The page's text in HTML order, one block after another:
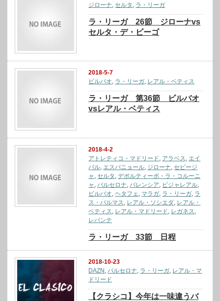
ジローナ, セルタ , ラ・リーガ
ラ・リーガ 26節 ジローナvs
セルタ・デ・ビーゴ
2018-5-7
ビルバオ, ラ・リーガ, レアル・ベティス
ラ・リーガ 第36節 ビルバオ
vsレアル・ベティス
2018-4-2
アトレティコ・マドリード アラベス
エイ
バル エスパニョール ジローナ セビージ
ャ
セルタ ,デポルティーボ・ラ・コルーニ
ャ
バルセロナ バレンシア ビジャレアル
ビルバオ ,ヘタフェ マラガ ラ・リーガ ラ
ス・パルマス
レアル・ソシエダ レアル・
ベティス
レアル・マドリード レガネス
レバンテ
ラ・リーガ 33節 日程
2018-10-23
DAZN バルセロナ ラ・リーガ レアル・マ
ドリード
【クラシコ】今年は一味違うバ